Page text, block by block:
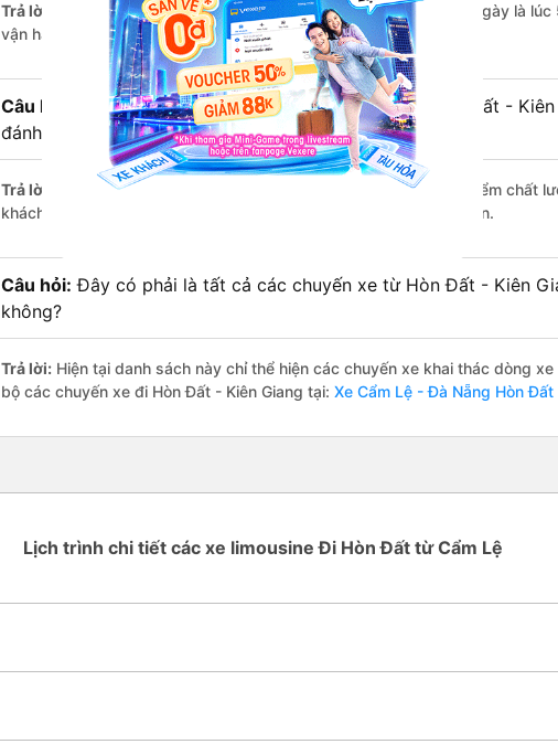
Trả lời: Nếu bạn muốn đi chuyến muộn, lựa chọn cuối cùng trong ngày là lúc
vận hành.
Câu hỏi:
Xe limousine nào từ Cẩm Lệ - Đà Nẵng đi Hòn Đất -
đánh giá tốt nhất?
Trả lời: Trong số các hãng, nổi bật nhất với điểm chất
khách hàng – một con số minh chứng cho dịch vụ cao cấp và uy tín.
Câu hỏi: Đây có phải là tất cả các chuyến xe từ Hòn Đất - Kiên
không?
Trả lời: Hiện tại danh sách này chỉ thể hiện các chuyến xe khai thác dòng
bộ các chuyến xe đi Hòn Đất - Kiên Giang tại: Xe Cẩm Lệ - Đà Nẵng Hòn Đất
Lịch trình chi tiết các xe limousine Đi Hòn Đất từ Cẩm Lệ